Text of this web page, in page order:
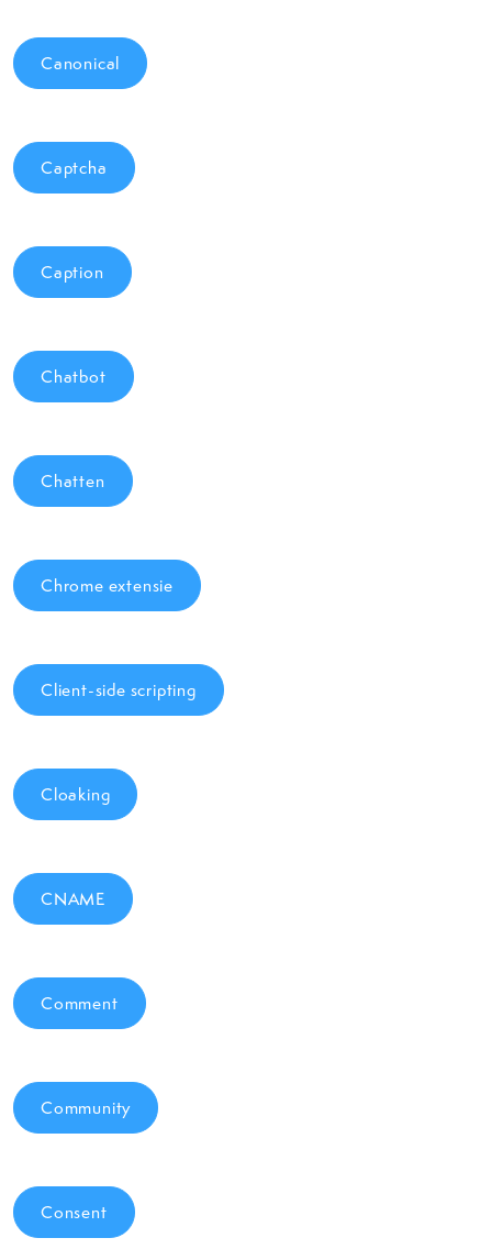
Canonical
Captcha
Caption
Chatbot
Chatten
Chrome extensie
Client-side scripting
Cloaking
CNAME
Comment
Community
Consent